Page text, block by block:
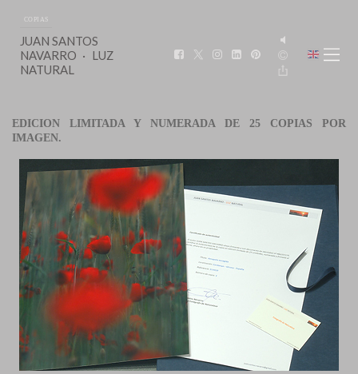
COPIAS
JUAN SANTOS
NAVARRO
LUZ
NATURAL
EDICION LIMITADA Y NUMERADA DE 25 COPIAS POR
IMAGEN.